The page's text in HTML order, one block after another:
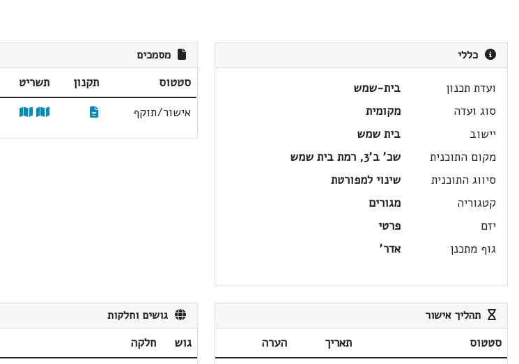
כללי
ועדת תכנון
בית-שמש
סוג ועדה
מקומית
יישוב
בית שמש
מקום התוכנית
שכ' ב'3, רמת בית שמש
סיווג התוכנית
שינוי למפורטת
קטגוריה
מגורים
יזם
פרטי
גוף מתכנן
אדר'
מסמכים
סטטוס תקנון תשריט
אישור/תוקף
תהליך אישור
סטטוס תאריך
הערה
גושים וחלקות
גוש
חלקה